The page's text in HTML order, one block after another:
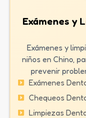
Exámenes y
Exámenes y
niños en Chino,
prevenir
Exámenes
Chequeos
Limpiezas